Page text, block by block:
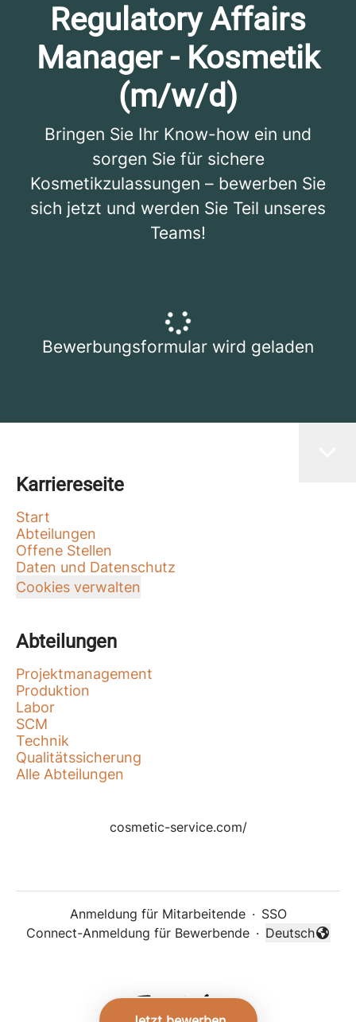
Regulatory Affairs
Manager - Kosmetik
(m/w/d)
Bringen Sie Ihr Know-how ein und
sorgen Sie für sichere
Kosmetikzulassungen – bewerben Sie
sich jetzt und werden Sie Teil unseres
Teams!
Bewerbungsformular wird geladen
Karriereseite
Start
Abteilungen
Offene Stellen
Daten und Datenschutz
Cookies verwalten
Abteilungen
Projektmanagement
Produktion
Labor
SCM
Technik
Qualitätssicherung
Alle Abteilungen
cosmetic-service.com/
Anmeldung für Mitarbeitende · SSO
Connect-Anmeldung für Bewerbende ·
Sprache
Deutsch